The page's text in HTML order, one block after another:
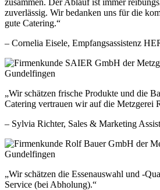
zuverlässig. Wir bedanken uns für die
gute Catering.“
– Cornelia Eisele, Empfangsassistenz
„Wir schätzen frische Produkte und die
Catering vertrauen wir auf die Metzgerei
– Sylvia Richter, Sales & Marketing
„Wir schätzen die Essenauswahl und -
Service (bei Abholung).“